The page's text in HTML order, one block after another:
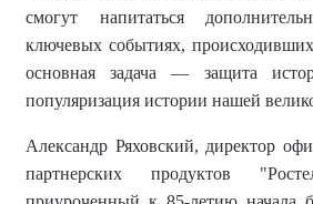
смогут напитаться
ключевых событиях,
основная задача — защита
популяризация истории нашей
Александр Ряховский, директор
партнерских продуктов